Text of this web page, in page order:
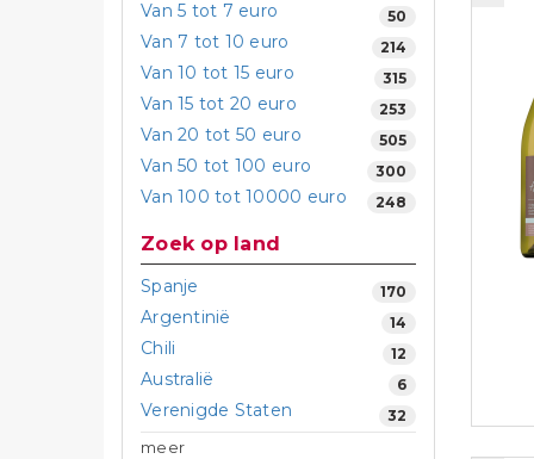
Van 5 tot 7 euro 50
Van 7 tot 10 euro 214
Van 10 tot 15 euro 315
Van 15 tot 20 euro 253
Van 20 tot 50 euro 505
Van 50 tot 100 euro 300
Van 100 tot 10000 euro 248
Zoek op land
Spanje 170
Argentinië 14
Chili 12
Australië 6
Verenigde Staten 32
meer